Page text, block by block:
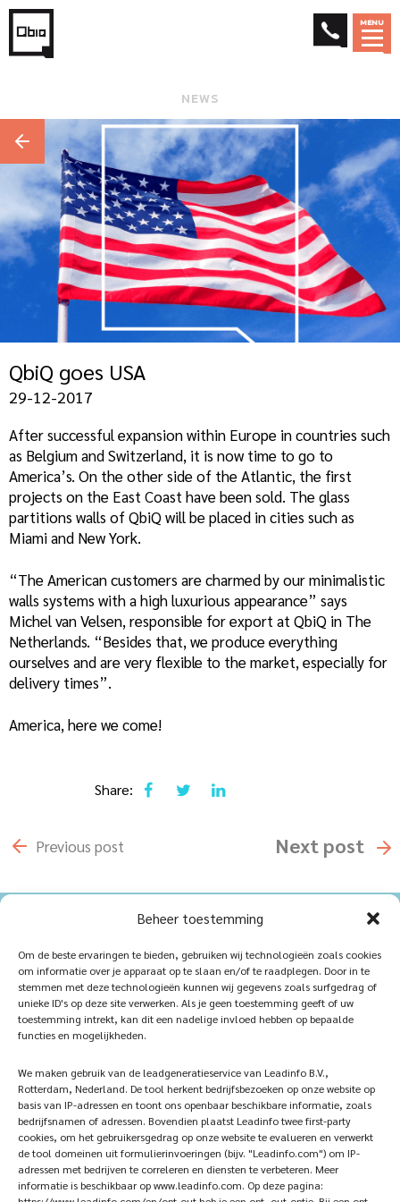
Beheer toestemming
Om de beste ervaringen te bieden, gebruiken wij technologieën zoals cookies
om informatie over je apparaat op te slaan en/of te raadplegen. Door in te
stemmen met deze technologieën kunnen wij gegevens zoals surfgedrag of
unieke ID's op deze site verwerken. Als je geen toestemming geeft of uw
toestemming intrekt, kan dit een nadelige invloed hebben op bepaalde
functies en mogelijkheden.
We maken gebruik van de leadgeneratieservice van Leadinfo B.V.,
Rotterdam, Nederland. De tool herkent bedrijfsbezoeken op onze website op
basis van IP-adressen en toont ons openbaar beschikbare informatie, zoals
bedrijfsnamen of adressen. Bovendien plaatst Leadinfo twee first-party
cookies, om het gebruikersgedrag op onze website te evalueren en verwerkt
de tool domeinen uit formulierinvoeringen (bijv. "Leadinfo.com") om IP-
adressen met bedrijven te correleren en diensten te verbeteren. Meer
informatie is beschikbaar op www.leadinfo.com. Op deze pagina:
MENU
NEWS
QbiQ goes USA
29-12-2017
After successful expansion within Europe in countries such
as Belgium and Switzerland, it is now time to go to
America’s. On the other side of the Atlantic, the first
projects on the East Coast have been sold. The glass
partitions walls of QbiQ will be placed in cities such as
Miami and New York.
“The American customers are charmed by our minimalistic
walls systems with a high luxurious appearance” says
Michel van Velsen, responsible for export at QbiQ in The
Netherlands. “Besides that, we produce everything
ourselves and are very flexible to the market, especially for
delivery times”.
America, here we come!
Share:
Previous post Next post
Home
Products
iQ Atelier
References
Sustainablility
Vacancies
Contact
Veelgestelde vragen
Follow Us Subscribe now!